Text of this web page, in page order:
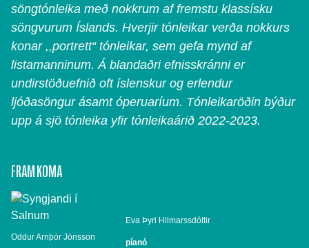
söngtónleika með nokkrum af fremstu klassísku
söngvurum Íslands. Hverjir tónleikar verða nokkurs
konar ,,portrett“ tónleikar, sem gefa mynd af
listamanninum. Á blandaðri efnisskránni er
undirstöðuefnið oft íslenskur og erlendur
ljóðasöngur ásamt óperuaríum. Tónleikaröðin býður
upp á sjö tónleika yfir tónleikaárið 2022-2023.
FRAM KOMA
Oddur Arnþór Jónsson
Eva Þyri Hilmarssdóttir
píanó